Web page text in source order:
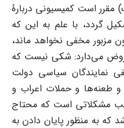
مقرر است کمیسیونی دربارهٔ
گردد، با علم به این که
مزبور مخفی نخواهد ماند،
می‌دارد: شکی نیست که
نمایندگان سیاسی دولت
و طعنه‌ها و حملات اعراب و
مشکلاتی است که محتاج
که به منظور پایان دادن به